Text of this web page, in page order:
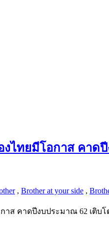
ไทยมีโอกาส คาด
, Brother at your side ,
าส คาดปีงบประมาณ 62 เติบ